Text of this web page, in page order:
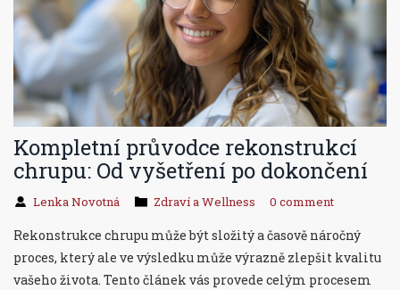
Kompletní průvodce rekonstrukcí
chrupu: Od vyšetření po dokončení
Lenka Novotná Zdraví a Wellness 0 comment
Rekonstrukce chrupu může být složitý a časově náročný
proces, který ale ve výsledku může výrazně zlepšit kvalitu
vašeho života. Tento článek vás provede celým procesem